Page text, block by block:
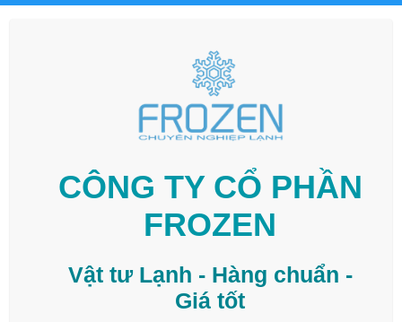
CÔNG TY CỔ PHẦN
FROZEN
Vật tư Lạnh - Hàng chuẩn -
Giá tốt